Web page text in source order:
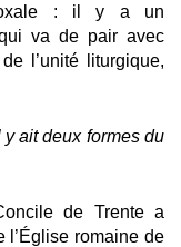
: il y a un
va de pair avec
l’unité liturgique,
ait deux formes du
de Trente a
l’Église romaine de